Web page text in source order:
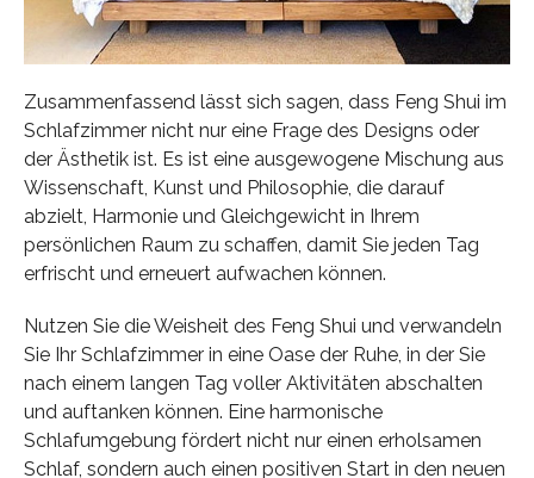
Zusammenfassend lässt sich sagen, dass Feng Shui im
Schlafzimmer nicht nur eine Frage des Designs oder
der Ästhetik ist. Es ist eine ausgewogene Mischung aus
Wissenschaft, Kunst und Philosophie, die darauf
abzielt, Harmonie und Gleichgewicht in Ihrem
persönlichen Raum zu schaffen, damit Sie jeden Tag
erfrischt und erneuert aufwachen können.
Nutzen Sie die Weisheit des Feng Shui und verwandeln
Sie Ihr Schlafzimmer in eine Oase der Ruhe, in der Sie
nach einem langen Tag voller Aktivitäten abschalten
und auftanken können. Eine harmonische
Schlafumgebung fördert nicht nur einen erholsamen
Schlaf, sondern auch einen positiven Start in den neuen